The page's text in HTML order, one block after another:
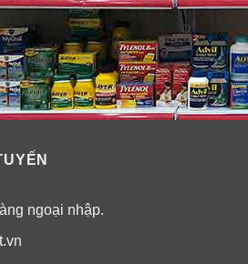
dịch và collagen giúp ngăn
B2, vitamin B6…
và collagen giúp ngăn
ngoại nhập.